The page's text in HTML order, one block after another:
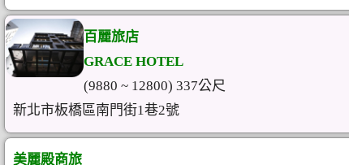
百麗旅店
GRACE HOTEL
(9880 ~ 12800) 337公尺
新北市板橋區南門街1巷2號
美麗殿商旅